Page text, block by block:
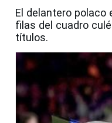
El delantero polaco
filas del cuadro
títulos.